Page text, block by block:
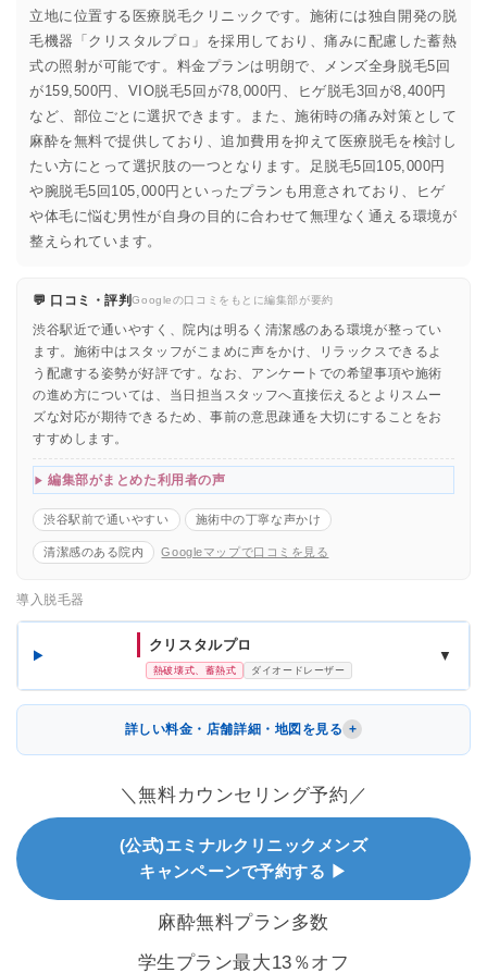
立地に位置する医療脱毛クリニックです。施術には独自開発の脱
毛機器「クリスタルプロ」を採用しており、痛みに配慮した蓄熱
式の照射が可能です。料金プランは明朗で、メンズ全身脱毛5回
が159,500円、VIO脱毛5回が78,000円、ヒゲ脱毛3回が8,400円
など、部位ごとに選択できます。また、施術時の痛み対策として
麻酔を無料で提供しており、追加費用を抑えて医療脱毛を検討し
たい方にとって選択肢の一つとなります。足脱毛5回105,000円
や腕脱毛5回105,000円といったプランも用意されており、ヒゲ
や体毛に悩む男性が自身の目的に合わせて無理なく通える環境が
整えられています。
💬 口コミ・評判Googleの口コミをもとに編集部が要約
渋谷駅近で通いやすく、院内は明るく清潔感のある環境が整ってい
ます。施術中はスタッフがこまめに声をかけ、リラックスできるよ
う配慮する姿勢が好評です。なお、アンケートでの希望事項や施術
の進め方については、当日担当スタッフへ直接伝えるとよりスムー
ズな対応が期待できるため、事前の意思疎通を大切にすることをお
すすめします。
編集部がまとめた利用者の声
渋谷駅前で通いやすい 施術中の丁寧な声かけ
清潔感のある院内 Googleマップで口コミを見る
導入脱毛器
クリスタルプロ
熱破壊式、蓄熱式 ダイオードレーザー
▼
詳しい料金・店舗詳細・地図を見る
＼無料カウンセリング予約／
(公式)エミナルクリニックメンズ
キャンペーンで予約する ▶
麻酔無料プラン多数
学生プラン最大13％オフ